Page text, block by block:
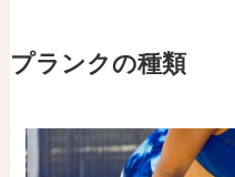
プランクの種類